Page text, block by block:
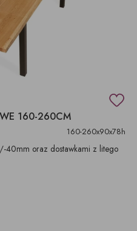
160-260CM
160-260x90x78h
40mm oraz dostawkami z litego